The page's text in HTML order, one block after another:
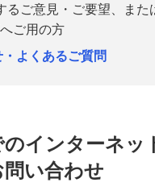
るご意見・ご要望、また
ご用の方
よくあるご質問
インターネッ
い合わせ